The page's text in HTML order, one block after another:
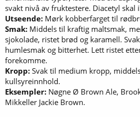
svakt nivå av fruktestere. Diacetyl skal
Utseende: Mørk kobberfarget til
Smak: Middels til kraftig maltsmak,
sjokolade, ristet brød og karamell.
humlesmak og bitterhet. Lett ristet
forekomme.
Kropp: Svak til medium kropp,
kullsyreinnhold.
Eksempler: Nøgne Ø Brown Ale,
Mikkeller Jackie Brown.